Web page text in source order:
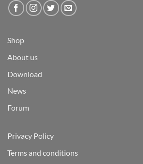
Shop
About us
Download
News
Forum
Privacy Policy
Terms and conditions